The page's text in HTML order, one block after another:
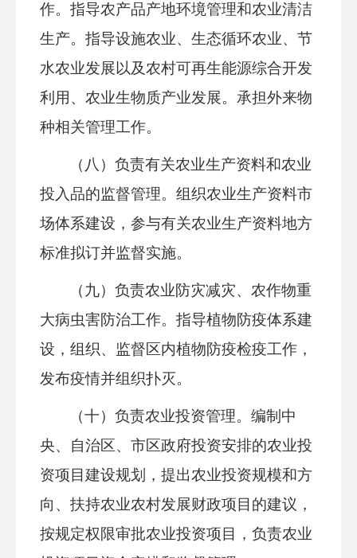
作。指导农产品产地环境管理和农业清洁
生产。指导设施农业、生态循环农业、节
水农业发展以及农村可再生能源综合开发
利用、农业生物质产业发展。承担外来物
种相关管理工作。
（八）负责有关农业生产资料和农业
投入品的监督管理。组织农业生产资料市
场体系建设，参与有关农业生产资料地方
标准拟订并监督实施。
（九）负责农业防灾减灾、农作物重
大病虫害防治工作。指导植物防疫体系建
设，组织、监督区内植物防疫检疫工作，
发布疫情并组织扑灭。
（十）负责农业投资管理。编制中
央、自治区、市区政府投资安排的农业投
资项目建设规划，提出农业投资规模和方
向、扶持农业农村发展财政项目的建议，
按规定权限审批农业投资项目，负责农业